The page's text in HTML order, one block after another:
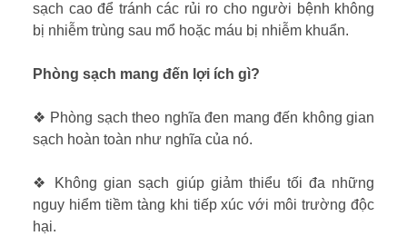
sạch cao để tránh các rủi ro cho người bệnh không
bị nhiễm trùng sau mổ hoặc máu bị nhiễm khuẩn.
Phòng sạch mang đến lợi ích gì?
❖ Phòng sạch theo nghĩa đen mang đến không gian
sạch hoàn toàn như nghĩa của nó.
❖ Không gian sạch giúp giảm thiểu tối đa những
nguy hiểm tiềm tàng khi tiếp xúc với môi trường độc
hại.